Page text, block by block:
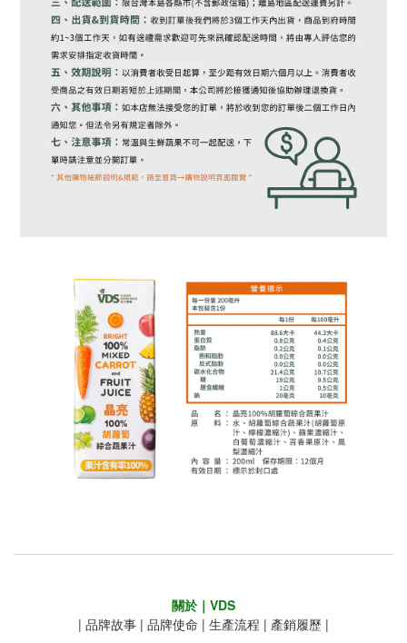
關於｜VDS
| 品牌故事 | 品牌使命 | 生產流程 | 產銷履歷 |